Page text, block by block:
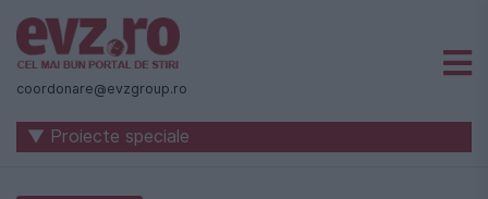
Știri
naționale
internaționale
coordonare@evzgroup.ro
▼ Proiecte speciale